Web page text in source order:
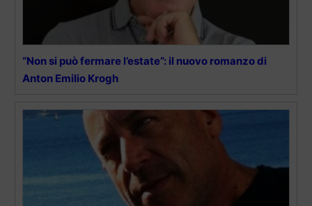
“Non si può fermare l’estate”: il nuovo romanzo di
Anton Emilio Krogh